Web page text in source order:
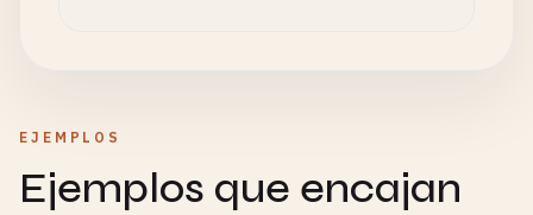
EJEMPLOS
Ejemplos que encajan